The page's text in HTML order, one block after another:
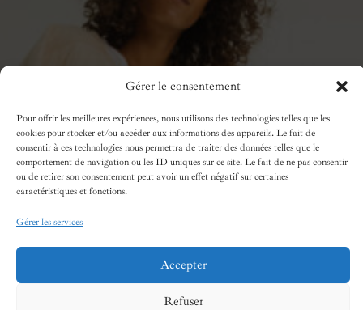
Gérer le consentement
Pour offrir les meilleures expériences, nous utilisons des technologies telles que les
cookies pour stocker et/ou accéder aux informations des appareils. Le fait de
consentir à ces technologies nous permettra de traiter des données telles que le
comportement de navigation ou les ID uniques sur ce site. Le fait de ne pas consentir
ou de retirer son consentement peut avoir un effet négatif sur certaines
caractéristiques et fonctions.
Gérer les services
Accepter
Refuser